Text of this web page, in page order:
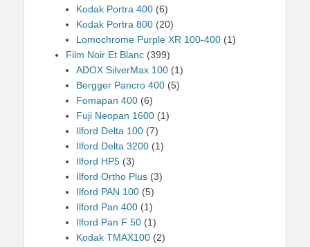
Kodak Portra 400 (6)
Kodak Portra 800 (20)
Lomochrome Purple XR 100-400 (1)
Film Noir Et Blanc (399)
ADOX SilverMax 100 (1)
Bergger Pancro 400 (5)
Fomapan 400 (6)
Fuji Neopan 1600 (1)
Ilford Delta 100 (7)
Ilford Delta 3200 (1)
Ilford HP5 (3)
Ilford Ortho Plus (3)
Ilford PAN 100 (5)
Ilford Pan 400 (1)
Ilford Pan F 50 (1)
Kodak TMAX100 (2)